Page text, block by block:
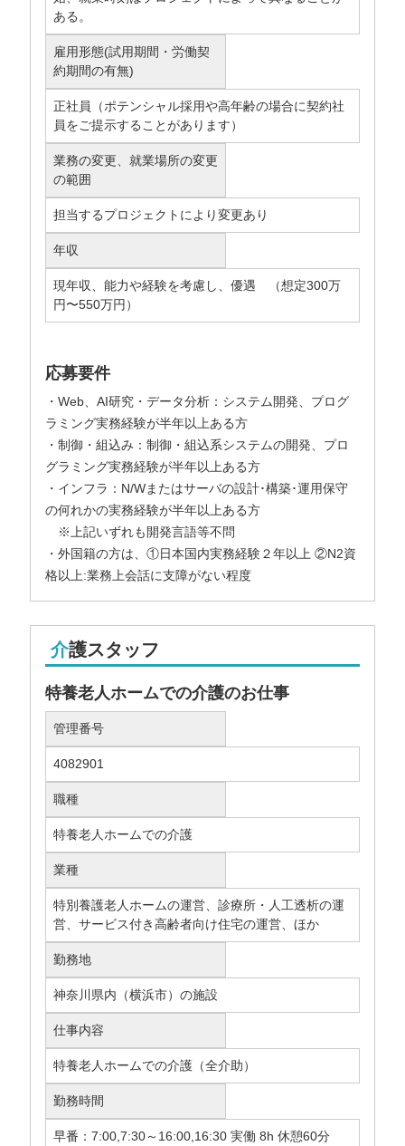
ある。
雇用形態(試用期間・労働契
約期間の有無)
正社員（ポテンシャル採用や高年齢の場合に契約社
員をご提示することがあります）
業務の変更、就業場所の変更
の範囲
担当するプロジェクトにより変更あり
年収
現年収、能力や経験を考慮し、優遇 （想定300万
円〜550万円）
応募要件
・Web、AI研究・データ分析：システム開発、プログ
ラミング実務経験が半年以上ある方
・制御・組込み：制御・組込系システムの開発、プロ
グラミング実務経験が半年以上ある方
・インフラ：N/Wまたはサーバの設計･構築･運⽤保守
の何れかの実務経験が半年以上ある⽅
※上記いずれも開発言語等不問
・外国籍の方は、①日本国内実務経験２年以上 ②N2資
格以上:業務上会話に支障がない程度
介護スタッフ
特養老人ホームでの介護のお仕事
管理番号
4082901
職種
特養老人ホームでの介護
業種
特別養護老人ホームの運営、診療所・人工透析の運
営、サービス付き高齢者向け住宅の運営、ほか
勤務地
神奈川県内（横浜市）の施設
仕事内容
特養老人ホームでの介護（全介助）
勤務時間
早番：7:00,7:30～16:00,16:30 実働 8h 休憩60分